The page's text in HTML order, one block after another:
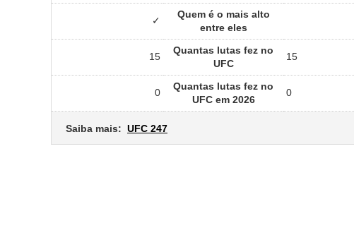
✓
Quem é o mais alto
entre eles
15
Quantas lutas fez no
UFC
15
0
Quantas lutas fez no
UFC em 2026
0
Saiba mais: UFC 247